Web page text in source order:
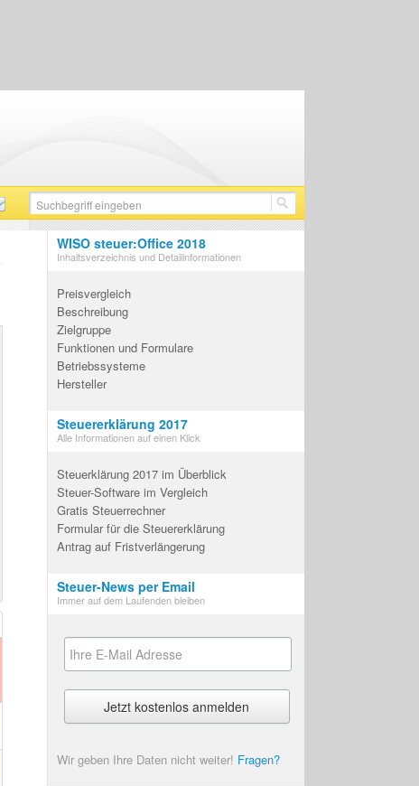
WISO steuer:Office 2018
Inhaltsverzeichnis und Detailinformationen
Preisvergleich
Beschreibung
Zielgruppe
Funktionen und Formulare
Betriebssysteme
Hersteller
Steuererklärung 2017
Alle Informationen auf einen Klick
Steuerklärung 2017 im Überblick
Steuer-Software im Vergleich
Gratis Steuerrechner
Formular für die Steuererklärung
Antrag auf Fristverlängerung
Steuer-News per Email
Immer auf dem Laufenden bleiben
Wir geben Ihre Daten nicht weiter! Fragen?